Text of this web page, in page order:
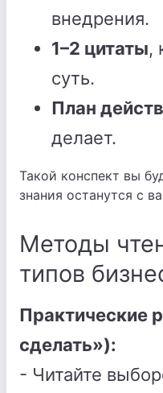
внедрения.
1–2 цитаты,
суть.
План
делает.
Такой конспект вы
знания останутся с
Методы
типов
Практические
сделать»):
- Читайте